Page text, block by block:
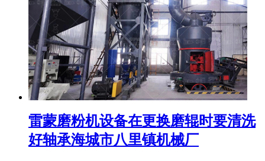
雷蒙磨粉机设备在更换磨辊时要清洗
好轴承海城市八里镇机械厂